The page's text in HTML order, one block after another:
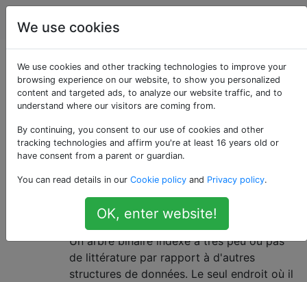
L'informatique
Questions marquées
«trees»
Questions sur un type particulier de graphiques, à
savoir les graphiques connectés et sans cycle.
2
BIT: Quelle est l'intuition derrière
un arbre binaire indexé et
comment a-t-il été pensé?
Un arbre binaire indexé a très peu ou pas
de littérature par rapport à d'autres
structures de données. Le seul endroit où il
We use cookies
We use cookies and other tracking technologies to improve your
browsing experience on our website, to show you personalized
content and targeted ads, to analyze our website traffic, and to
understand where our visitors are coming from.
By continuing, you consent to our use of cookies and other
tracking technologies and affirm you're at least 16 years old or
have consent from a parent or guardian.
You can read details in our Cookie policy and Privacy policy.
OK, enter website!